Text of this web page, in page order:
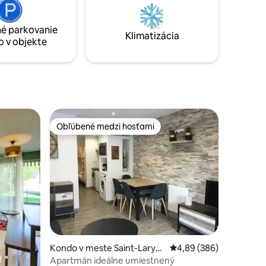
parkovanie
v objekte
Klimatizácia
Obľúbené medzi hosťami
Obľúbené medzi hosťami
Kondo v meste Saint-Lary-S
oulan
Priemerné
4,89 (386)
Apartmán ideálne umiestnený